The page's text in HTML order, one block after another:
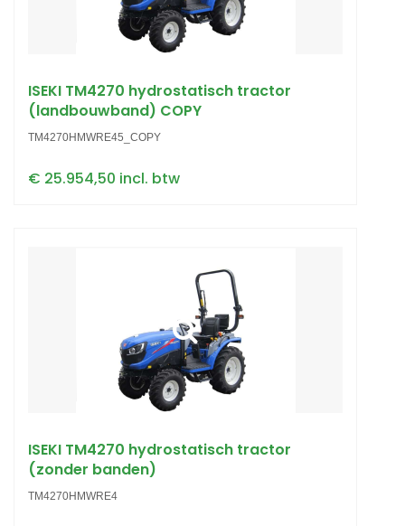
ISEKI TM4270 hydrostatisch tractor
(landbouwband) COPY
TM4270HMWRE45_COPY
€ 25.954,50 incl. btw
ISEKI TM4270 hydrostatisch tractor
(zonder banden)
TM4270HMWRE4